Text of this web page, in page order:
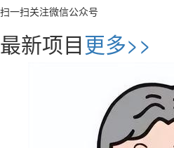
扫一扫关注微信公众号
最新项目更多>>